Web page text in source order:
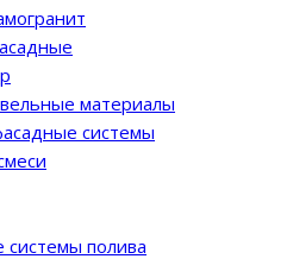
материалы
системы
системы полива